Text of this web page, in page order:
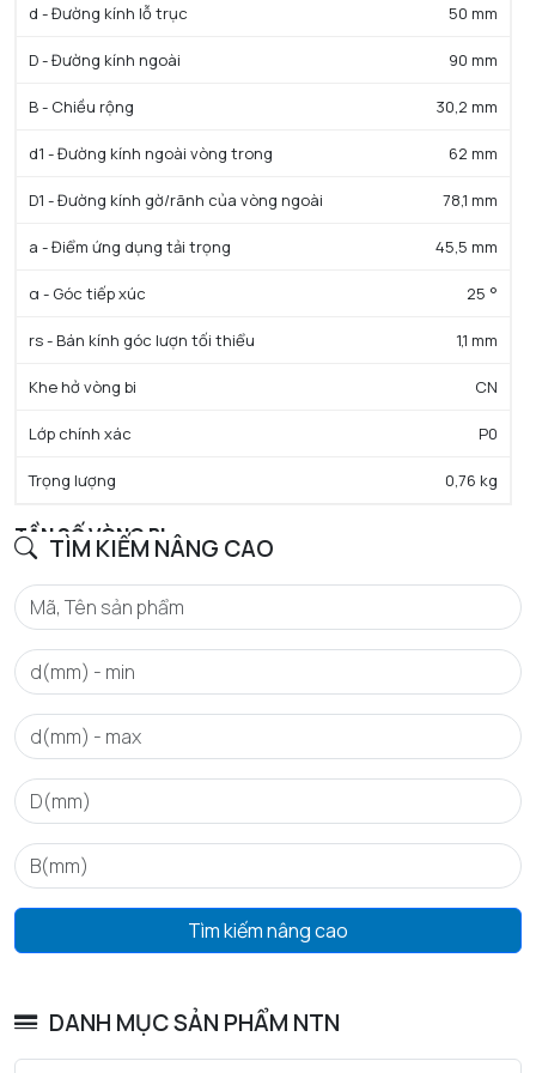
TÌM KIẾM NÂNG CAO
Tìm kiếm nâng cao
DANH MỤC SẢN PHẨM NTN
d - Đường kính lỗ trục 50 mm
D - Đường kính ngoài 90 mm
B - Chiều rộng 30,2 mm
d1 - Đường kính ngoài vòng trong 62 mm
D1 - Đường kính gờ/rãnh của vòng ngoài 78,1 mm
a - Điểm ứng dụng tải trọng 45,5 mm
α - Góc tiếp xúc 25 °
rs - Bán kính góc lượn tối thiểu 1,1 mm
Khe hở vòng bi CN
Lớp chính xác P0
Trọng lượng 0,76 kg
TẦN SỐ VÒNG BI
BPFO - Tần số vòng ngoài đặc trưng (60 vòng/phút)
4,191
BPFI - Tần số vòng trong đặc trưng (60 vòng/phút)
Hz
FTF - Tần số lồng đặc trưng (60 vòng/phút)
Hz
BSF - Tần số đặc trưng của phần tử lăn (60 vòng/phút)
5,453
HIỆU SUẤT SẢN PHẨM
C - Tải trọng động cơ bản danh định 48,5 kN
C0 - Tải trọng tĩnh cơ bản danh định